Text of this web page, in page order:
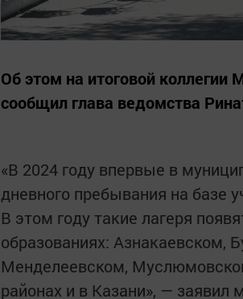
Об этом на итоговой
сообщил глава ведомства
«В 2024 году впервые в
дневного пребывания на базе
В этом году такие лагеря
образованиях: Азнакаевском,
Менделеевском,
районах и в Казани», — заявил